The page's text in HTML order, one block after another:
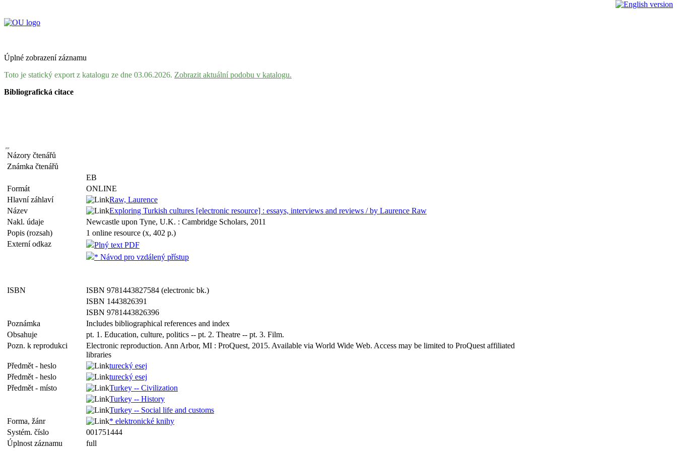
Úplné zobrazení záznamu
Toto je statický export z katalogu ze dne 03.06.2026. Zobrazit aktuální podobu v katalogu.
Bibliografická citace
Názory čtenářů
Známka čtenářů
EB
Formát
ONLINE
Hlavní záhlaví
Raw, Laurence
Název
Exploring Turkish cultures [electronic resource] : essays, interviews and reviews / by Laurence Raw
Nakl. údaje
Newcastle upon Tyne, U.K. : Cambridge Scholars, 2011
Popis (rozsah)
1 online resource (x, 402 p.)
Externí odkaz
Plný text PDF
* Návod pro vzdálený přístup
ISBN
ISBN 9781443827584 (electronic bk.)
ISBN 1443826391
ISBN 9781443826396
Poznámka
Includes bibliographical references and index
Obsahuje
pt. 1. Education, culture, politics -- pt. 2. Theatre -- pt. 3. Film.
Pozn. k reprodukci
Electronic reproduction. Ann Arbor, MI : ProQuest, 2015. Available via World Wide Web. Access may be limited to ProQuest affiliated
libraries
Předmět - heslo
turecký esej
Předmět - heslo
turecký esej
Předmět - místo
Turkey -- Civilization
Turkey -- History
Turkey -- Social life and customs
Forma, žánr
* elektronické knihy
Systém. číslo
001751444
Úplnost záznamu
full